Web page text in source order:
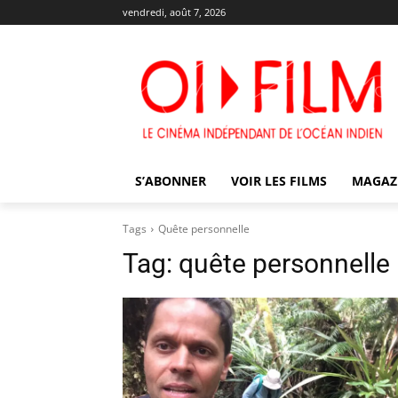
vendredi, août 7, 2026
S’ABONNER VOIR LES FILMS
Tags Quête personnelle
Tag: quête personnelle